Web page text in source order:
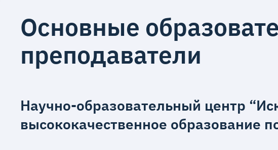
Основные
преподаватели
Научно-образовательный центр
высококачественное образование